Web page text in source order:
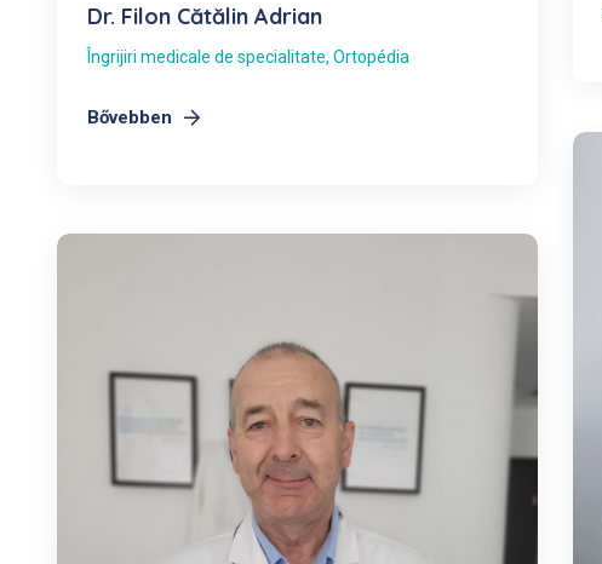
Dr. Filon Cătălin Adrian
Îngrijiri medicale de specialitate, Ortopédia
Bővebben